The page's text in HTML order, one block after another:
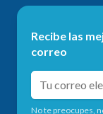
Recibe las
correo
No te preocupes,